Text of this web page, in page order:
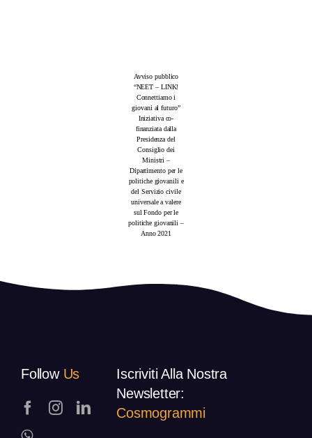
Avviso pubblico
“NEET – LINK!
Connettiamo i
giovani al futuro”
Iniziativa co-
finanziata dalla
Presidenza del
Consiglio dei
Ministri –
Dipartimento per le
politiche giovanili e
del Servizio civile
universale a valere
sul Fondo per le
politiche giovanili –
Anno 2021
Follow Us
Iscriviti Alla Nostra
Newsletter:
Cosmogrammi